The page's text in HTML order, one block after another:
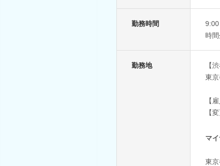
勤務時間
時
勤務地
【
東
【
【
マ
東